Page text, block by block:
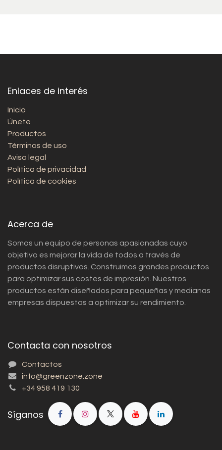
Enlaces de interés
Inicio
Únete
Productos
Términos de uso
Aviso legal
Política de privacidad
Política de cookies
Acerca de
Somos un equipo de personas apasionadas cuyo
objetivo es mejorar la vida de todos a través de
productos disruptivos. Construimos grandes productos
para optimizar sus costes de impresión. Nuestros
productos están diseñados para pequeñas y medianas
empresas dispuestas a optimizar su rendimiento.
Contacta con nosotros
Contactos
info@greenzone.zone
+34 958 419 130
Síganos